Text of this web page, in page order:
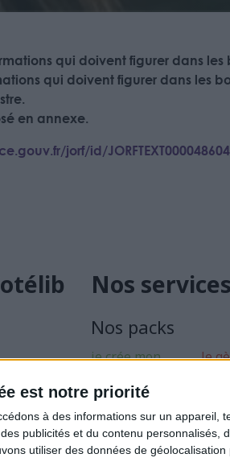
est notre priorité
à des informations sur un appareil,
publicités et du contenu
utiliser des données de
qui doivent figurer dans
qui doivent figurer dans les
en annexe.
jorf/id/
Nos services
Nos packs
je crée mon
Je
Je sécurise mon
activité